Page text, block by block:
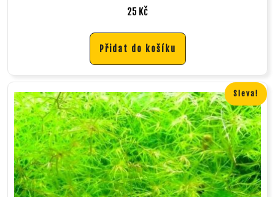
25 Kč
Přidat do košíku
Sleva!